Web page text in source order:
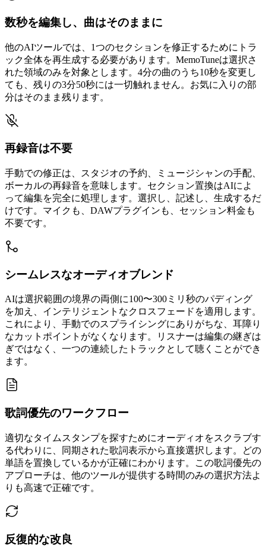
数秒を編集し、曲はそのままに
他のAIツールでは、1つのセクションを修正するためにトラ
ック全体を再生成する必要があります。MemoTuneは選択さ
れた領域のみを対象とします。4分の曲のうち10秒を変更し
ても、残りの3分50秒には一切触れません。お気に入りの部
分はそのまま残ります。
再録音は不要
手動での修正は、スタジオの予約、ミュージシャンの手配、
ボーカルの再録音を意味します。セクション置換はAIによ
って編集を完全に処理します。選択し、記述し、生成するだ
けです。マイクも、DAWプラグインも、セッション料金も
不要です。
シームレスなオーディオブレンド
AIは選択範囲の境界の両側に100〜300ミリ秒のパディング
を加え、インテリジェントなクロスフェードを適用します。
これにより、手動でのスプライシングにありがちな、耳障り
なカットポイントがなくなります。リスナーは編集の継ぎは
ぎではなく、一つの連続したトラックとして聴くことができ
ます。
歌詞優先のワークフロー
適切なタイムスタンプを探すためにオーディオをスクラブす
る代わりに、同期された歌詞表示から直接選択します。どの
単語を置換しているかが正確にわかります。この歌詞優先の
アプローチは、他のツールが提供する時間のみの選択方法よ
りも高速で正確です。
反復的な改良